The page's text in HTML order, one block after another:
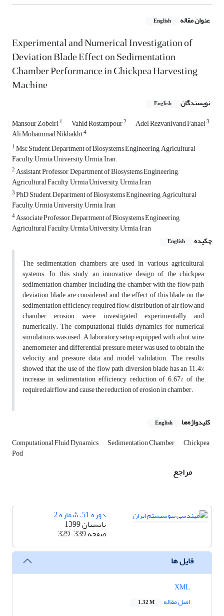
عنوان مقاله English
Experimental and Numerical Investigation of
Deviation Blade Effect on Sedimentation
Chamber Performance in Chickpea Harvesting
Machine
نویسندگان English
Mansour Zobeiri1 Vahid Rostampour2 Adel Rezvanivand Fanaei3
Ali Mohammad Nikbakht4
1Msc Student, Department of Biosystems Engineering, Agricultural
Faculty, Urmia University, Urmia, Iran.
2Assistant Professor, Department of Biosystems Engineering,
Agricultural Faculty, Urmia University, Urmia, Iran
3PhD Student, Department of Biosystems Engineering, Agricultural
Faculty, Urmia University, Urmia, Iran
4Associate Professor, Department of Biosystems Engineering,
Agricultural Faculty, Urmia University, Urmia, Iran
چکیده
English
The sedimentation chambers are used in various agricultural
systems. In this study, an innovative design of the chickpea
sedimentation chamber including the chamber with the flow path
deviation blade are considered and the effect of this blade on the
sedimentation efficiency, required flow, distribution of air flow and
chamber erosion were investigated experimentally and
numerically. The computational fluids dynamics for numerical
simulations was used. A laboratory setup equipped with a hot wire
anemometer and differential pressure meter was used to obtain the
velocity and pressure data and model validation. The results
showed that the use of the flow path diversion blade has an 11.4%
increase in sedimentation efficiency, reduction of 6.67% of the
required airflow and cause the reduction of erosion in chamber.
کلیدواژه‌ها English
Computational Fluid Dynamics Sedimentation Chamber Chickpea
Pod
مراجع
دوره 51، شماره 2
تابستان 1399
صفحه329-339
فایل ها
اصل مقاله
1.32 M